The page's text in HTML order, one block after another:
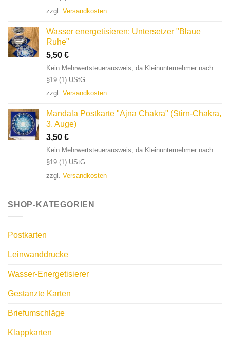
zzgl. Versandkosten
Wasser energetisieren: Untersetzer "Blaue
Ruhe"
5,50 €
Kein Mehrwertsteuerausweis, da Kleinunternehmer nach
§19 (1) UStG.
zzgl. Versandkosten
Mandala Postkarte "Ajna Chakra" (Stirn-Chakra,
3. Auge)
3,50 €
Kein Mehrwertsteuerausweis, da Kleinunternehmer nach
§19 (1) UStG.
zzgl. Versandkosten
SHOP-KATEGORIEN
Postkarten
Leinwanddrucke
Wasser-Energetisierer
Gestanzte Karten
Briefumschläge
Klappkarten